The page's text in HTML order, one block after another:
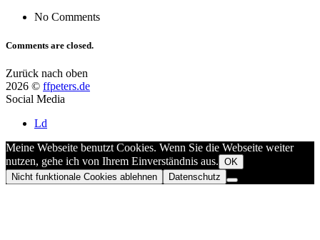
No Comments
Comments are closed.
Zurück nach oben
2026 © ffpeters.de
Social Media
Ld
Meine Webseite benutzt Cookies. Wenn Sie die Webseite weiter
nutzen, gehe ich von Ihrem Einverständnis aus. OK
Nicht funktionale Cookies ablehnen
Datenschutz